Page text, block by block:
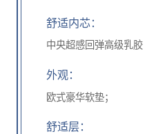
舒适内芯：
中央超感回弹高级乳胶
外观：
欧式豪华软垫；
舒适层：